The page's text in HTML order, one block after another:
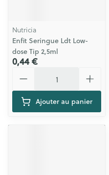
Nutricia
Enfit Seringue Ldt Low-
dose Tip 2,5ml
0,44 €
Ajouter au panier